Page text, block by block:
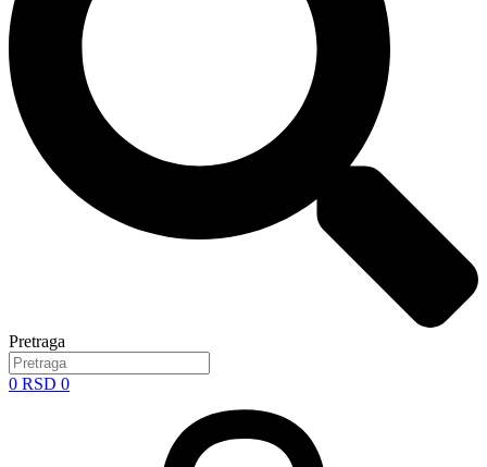
Pretraga
0 RSD 0